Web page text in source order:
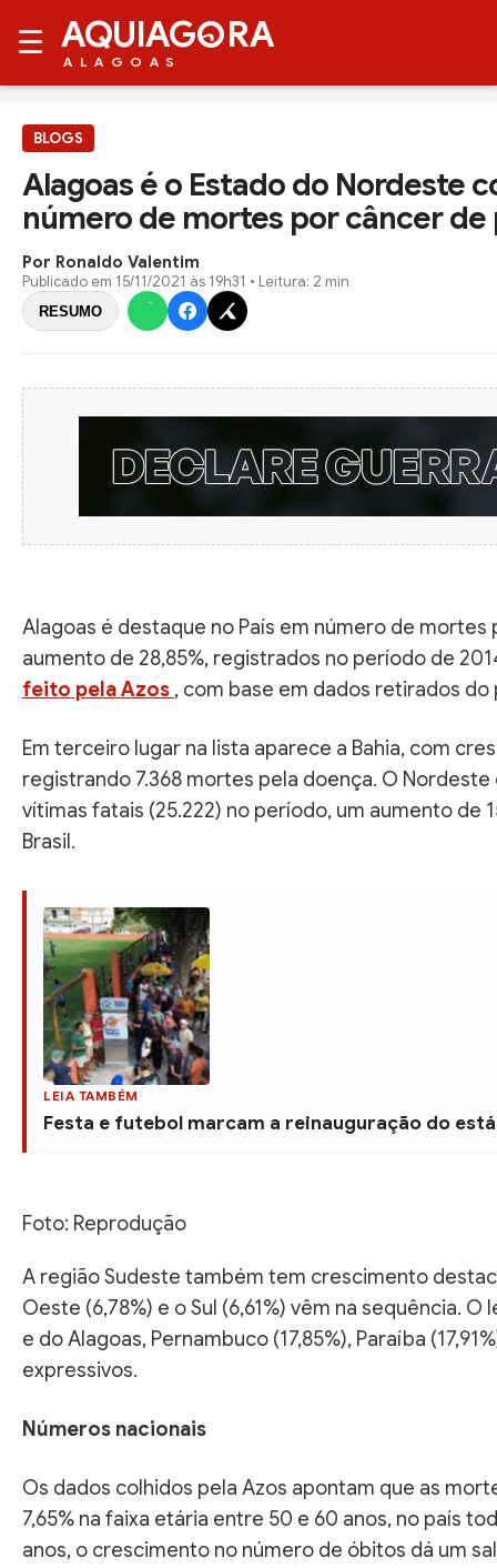
☰ AQUIAG RA
ALAGOAS
BLOGS
Alagoas é o Estado do Nordeste
número de mortes por câncer
Por Ronaldo Valentim
Publicado em 15/11/2021 às 19h31 • Leitura: 2 min
RESUMO
Alagoas é destaque no País em número de
aumento de 28,85%, registrados no período de
feito pela Azos , com base em dados retirados
Em terceiro lugar na lista aparece a Bahia, com
registrando 7.368 mortes pela doença. O
vítimas fatais (25.222) no período, um aumento de
Brasil.
LEIA TAMBÉM
Festa e futebol marcam a reinauguração do
Foto: Reprodução
A região Sudeste também tem crescimento
Oeste (6,78%) e o Sul (6,61%) vêm na sequência.
e do Alagoas, Pernambuco (17,85%), Paraíba
expressivos.
Números nacionais
Os dados colhidos pela Azos apontam que as
7,65% na faixa etária entre 50 e 60 anos, no país
anos, o crescimento no número de óbitos dá um